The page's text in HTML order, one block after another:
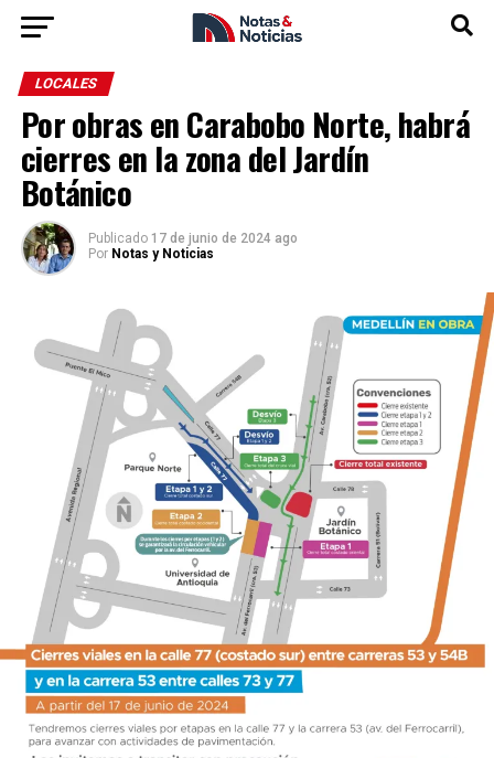
LOCALES
Por obras en Carabobo Norte, habrá
cierres en la zona del Jardín
Botánico
Publicado 17 de junio de 2024 ago
Por Notas y Noticias